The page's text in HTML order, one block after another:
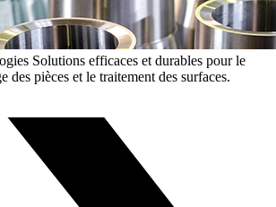
Solutions efficaces et durables pour le
des pièces et le traitement des surfaces.